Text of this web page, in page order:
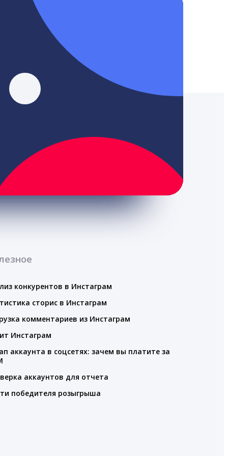
конкурентов в Инстаграм
сторис в Инстаграм
комментариев из Инстаграм
Инстаграм
аккаунта в соцсетях: зачем вы платите за
аккаунтов для отчета
победителя розыгрыша